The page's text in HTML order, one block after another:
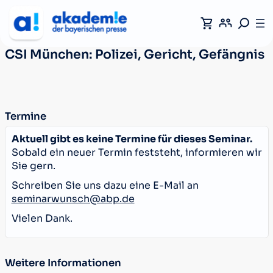
CSI München: Polizei, Gericht, Gefängnis
Termine
Aktuell gibt es keine Termine für dieses Seminar.
Sobald ein neuer Termin feststeht, informieren wir
Sie gern.
Schreiben Sie uns dazu eine E-Mail an
seminarwunsch@abp.de
Vielen Dank.
Weitere Informationen